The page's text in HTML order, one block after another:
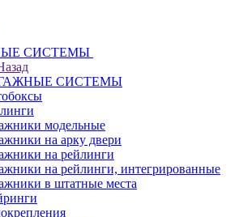
СИСТЕМЫ
СИСТЕМЫ
модельные
на арку двери
на рейлинги
на рейлинги, интегрированные
в штатные места